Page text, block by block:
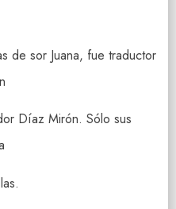
de sor Juana, fue traductor
Díaz Mirón. Sólo sus